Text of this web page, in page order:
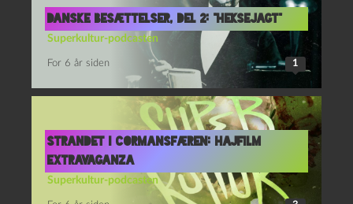
Danske besættelser, del 2: “Heksejagt”
Superkultur-podcasten
For 6 år siden 1
Strandet i Cormansfæren: Hajfilm
extravaganza
Superkultur-podcasten